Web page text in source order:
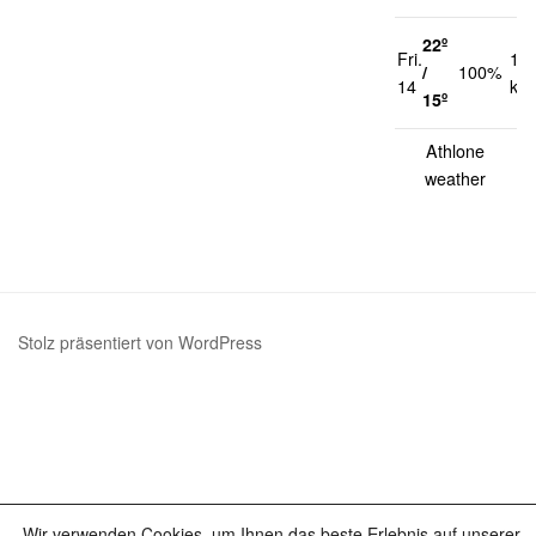
Fri.
14
22º
/
15º
100%
13
Athlone
weather
Stolz präsentiert von WordPress